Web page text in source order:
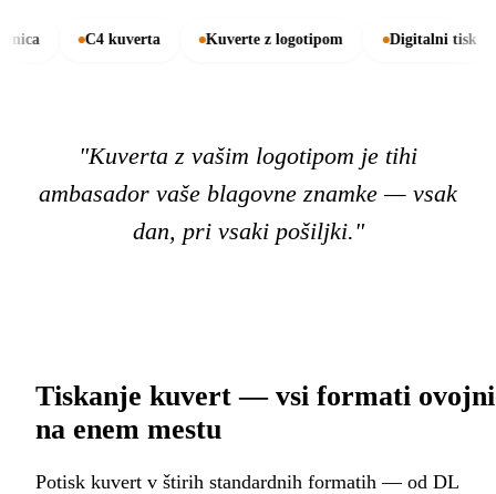
C4 kuverta Kuverte z logotipom Digitalni tisk
"Kuverta z vašim logotipom je tihi
ambasador vaše blagovne znamke — vsak
dan, pri vsaki pošiljki."
Tiskanje kuvert — vsi formati
na enem mestu
Potisk kuvert v štirih standardnih formatih — od DL